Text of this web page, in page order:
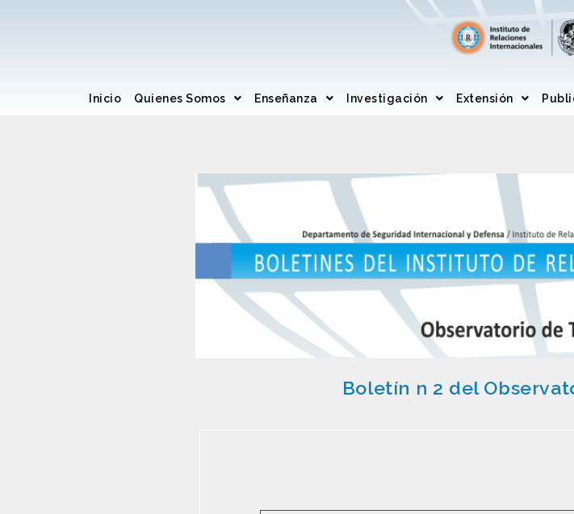
Inicio Quienes Somos Enseñanza Investigación Extensión
Boletín n 2 del